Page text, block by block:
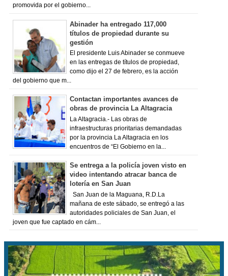
promovida por el gobierno...
Abinader ha entregado 117,000
títulos de propiedad durante su
gestión
El presidente Luis Abinader se conmueve
en las entregas de títulos de propiedad,
como dijo el 27 de febrero, es la acción
del gobierno que m...
Contactan importantes avances de
obras de provincia La Altagracia
La Altagracia.- Las obras de
infraestructuras prioritarias demandadas
por la provincia La Altagracia en los
encuentros de “El Gobierno en la...
Se entrega a la policía joven visto en
video intentando atracar banca de
lotería en San Juan
San Juan de la Maguana, R.D.La
mañana de este sábado, se entregó a las
autoridades policiales de San Juan, el
joven que fue captado en cám...